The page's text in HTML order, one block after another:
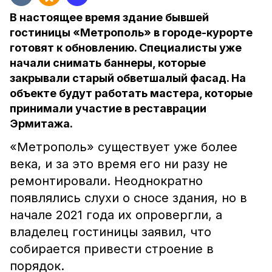
В настоящее время здание бывшей
гостиницы «Метрополь» в городе-курорте
готовят к обновлению. Специалисты уже
начали снимать баннеры, которые
закрывали старый обветшалый фасад. На
объекте будут работать мастера, которые
принимали участие в реставрации
Эрмитажа.
«Метрополь» существует уже более
века, и за это время его ни разу не
ремонтировали. Неоднократно
появлялись слухи о сносе здания, но в
начале 2021 года их опровергли, а
владелец гостиницы заявил, что
собирается привести строение в
порядок.